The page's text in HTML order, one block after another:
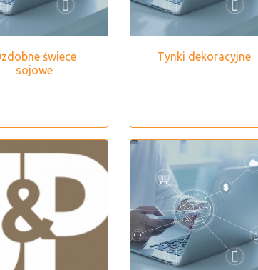
świece
sojowe
Tynki dekoracyjne